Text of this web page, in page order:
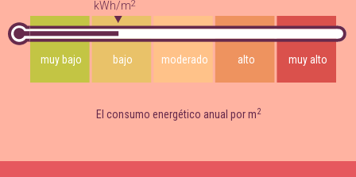
muy bajo bajo moderado alto muy alto
kWh/m2
El consumo energético anual por m2